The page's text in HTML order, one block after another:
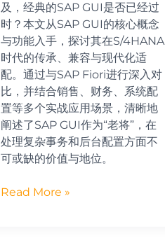
及，经典的SAP GUI是否已经过
时？本文从SAP GUI的核心概念
与功能入手，探讨其在S/4HANA
时代的传承、兼容与现代化适
配。通过与SAP Fiori进行深入对
比，并结合销售、财务、系统配
置等多个实战应用场景，清晰地
阐述了SAP GUI作为“老将”，在
处理复杂事务和后台配置方面不
可或缺的价值与地位。
Read More »